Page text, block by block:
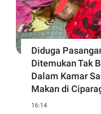
Diduga
Ditemukan Tak
Dalam Kamar
Makan di
16:14